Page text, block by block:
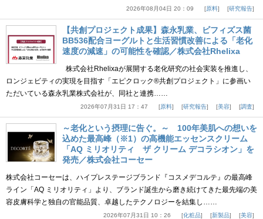
2026年08月04日 20：09 原料 研究報告
【共創プロジェクト成果】森永乳業、ビフィズス菌
BB536配合ヨーグルトと生活習慣改善による「老化
速度の減速」の可能性を確認／株式会社Rhelixa
株式会社Rhelixaが展開する老化研究の社会実装を推進し、
ロンジェビティの実現を目指す「エピクロック®共創プロジェクト」に参画い
ただいている森永乳業株式会社が、同社と連携……
2026年07月31日 17：47 原料 研究報告 美容 調査
～老化という摂理に告ぐ。～ 100年美肌への想いを
込めた最高峰（※1）の高機能エッセンスクリーム
「AQ ミリオリティ ザ クリーム デコラシオン」を
発売／株式会社コーセー
株式会社コーセーは、ハイプレステージブランド『コスメデコルテ』の最高峰
ライン「AQ ミリオリティ」より、ブランド誕生から磨き続けてきた最先端の美
容皮膚科学と独自の官能品質、卓越したテクノロジーを結集し……
2026年07月31日 10：26 化粧品 新製品 美容